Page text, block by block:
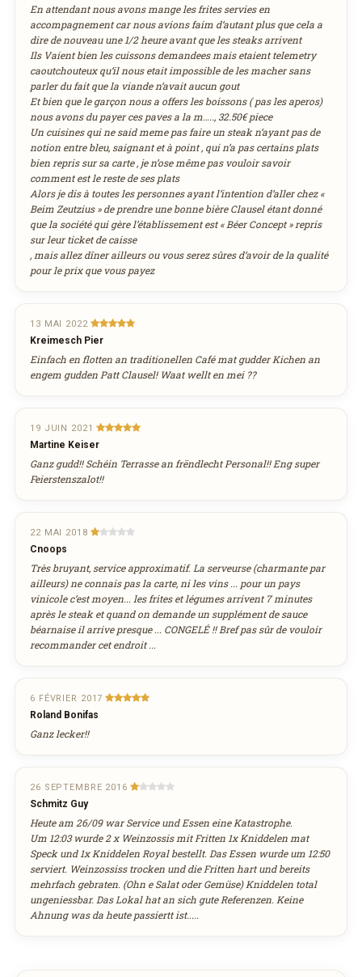
En attendant nous avons mange les frites servies en
accompagnement car nous avions faim d‘autant plus que cela a
dire de nouveau une 1/2 heure avant que les steaks arrivent
Ils Vaient bien les cuissons demandees mais etaient telemetry
caoutchouteux qu‘il nous etait impossible de les macher sans
parler du fait que la viande n‘avait aucun gout
Et bien que le garçon nous a offers les boissons ( pas les aperos)
nous avons du payer ces paves a la m….., 32.50€ piece
Un cuisines qui ne said meme pas faire un steak n‘ayant pas de
notion entre bleu, saignant et à point , qui n’a pas certains plats
bien repris sur sa carte , je n’ose même pas vouloir savoir
comment est le reste de ses plats
Alors je dis à toutes les personnes ayant l’intention d’aller chez «
Beim Zeutzius » de prendre une bonne bière Clausel étant donné
que la société qui gère l’établissement est « Béer Concept » repris
sur leur ticket de caisse
, mais allez dîner ailleurs ou vous serez sûres d’avoir de la qualité
pour le prix que vous payez
13 MAI 2022
Kreimesch Pier
Einfach en flotten an traditionellen Café mat gudder Kichen an
engem gudden Patt Clausel! Waat wellt en mei ??
19 JUIN 2021
Martine Keiser
Ganz gudd!! Schéin Terrasse an frëndlecht Personal!! Eng super
Feierstenszalot!!
22 MAI 2018
Cnoops
Très bruyant, service approximatif. La serveurse (charmante par
ailleurs) ne connais pas la carte, ni les vins ... pour un pays
vinicole c’est moyen... les frites et légumes arrivent 7 minutes
après le steak et quand on demande un supplément de sauce
béarnaise il arrive presque ... CONGELÉ !! Bref pas sûr de vouloir
recommander cet endroit ...
6 FÉVRIER 2017
Roland Bonifas
Ganz lecker!!
26 SEPTEMBRE 2016
Schmitz Guy
Heute am 26/09 war Service und Essen eine Katastrophe.
Um 12:03 wurde 2 x Weinzossis mit Fritten 1x Kniddelen mat
Speck und 1x Kniddelen Royal bestellt. Das Essen wurde um 12:50
serviert. Weinzossiss trocken und die Fritten hart und bereits
mehrfach gebraten. (Ohn e Salat oder Gemüse) Kniddelen total
ungeniessbar. Das Lokal hat an sich gute Referenzen. Keine
Ahnung was da heute passiertt ist.....